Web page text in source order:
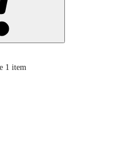
1 item